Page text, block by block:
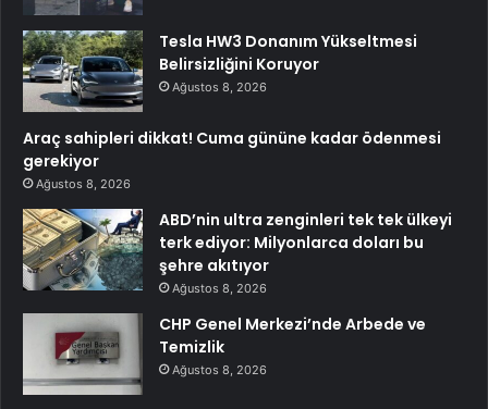
Tesla HW3 Donanım Yükseltmesi
Belirsizliğini Koruyor
Ağustos 8, 2026
Araç sahipleri dikkat! Cuma gününe kadar ödenmesi
gerekiyor
Ağustos 8, 2026
ABD’nin ultra zenginleri tek tek ülkeyi
terk ediyor: Milyonlarca doları bu
şehre akıtıyor
Ağustos 8, 2026
CHP Genel Merkezi’nde Arbede ve
Temizlik
Ağustos 8, 2026